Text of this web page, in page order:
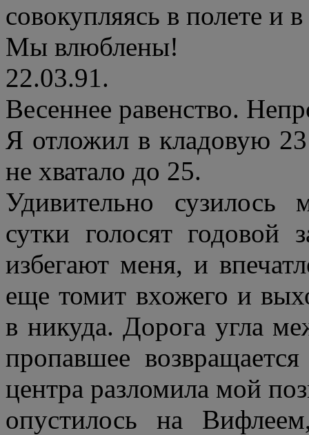
совокупляясь в полете и
Мы влюблены!
22.03.91.
Весеннее равенство.
Я отложил в кладовую
не хватало до 25.
Удивительно
сутки голосят годовой
избегают меня, и
еще томит вхожего и
в никуда. Дорога угла
пропавшее
центра разломила мой
опустилось на